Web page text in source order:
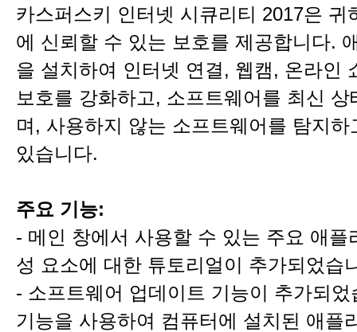
카스퍼스키 인터넷 시큐리티 2017은 귀
에 신뢰할 수 있는 보호를 제공합니다.
을 설치하여 인터넷 연결, 웹캠, 온라인
보호를 강화하고, 소프트웨어를 최신 상
며, 사용하지 않는 소프트웨어를 탐지하
있습니다.
주요 기능:
- 메인 창에서 사용할 수 있는 주요 애플
성 요소에 대한 튜토리얼이 추가되었습
- 소프트웨어 업데이트 기능이 추가되었
기능을 사용하여 컴퓨터에 설치된 애플